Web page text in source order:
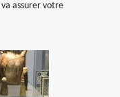
va assurer votre